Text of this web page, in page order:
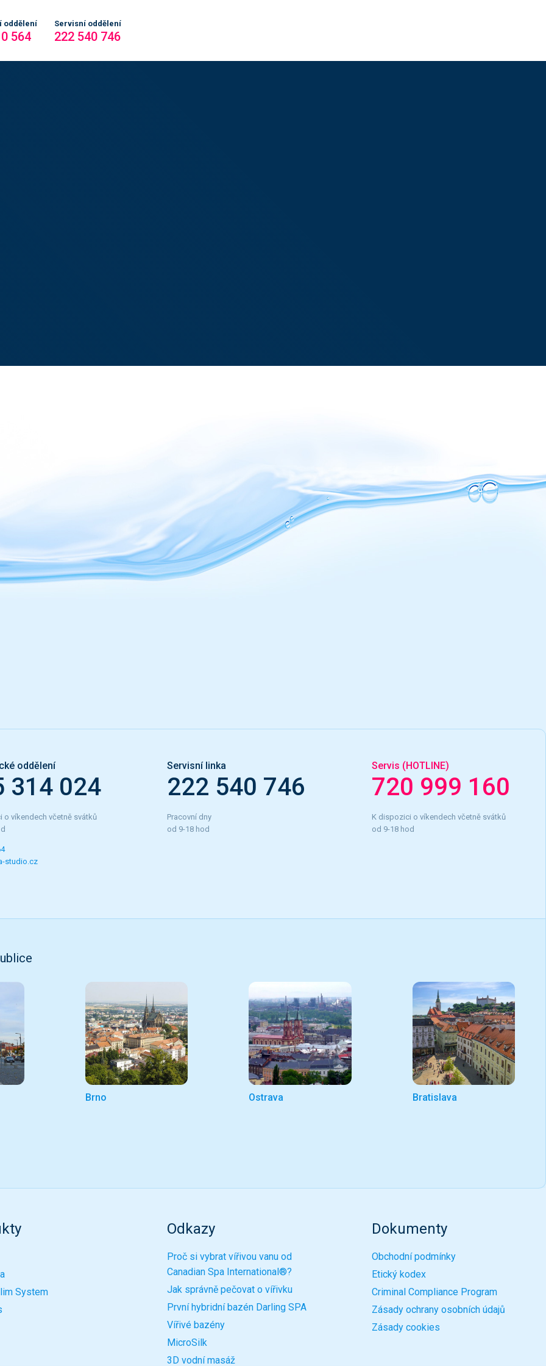
oddělení
564
Servisní oddělení
222 540 746
oddělení
314 024
o víkendech včetně svátků
studio.cz
Servisní linka
222 540 746
Pracovní dny
od 9-18 hod
Servis (HOTLINE)
720 999 160
K dispozici o víkendech včetně svátků
od 9-18 hod
Brno Ostrava Bratislava
System
Odkazy
Proč si vybrat vířivou vanu od
Canadian Spa International®?
Jak správně pečovat o vířivku
První hybridní bazén Darling SPA
Vířivé bazény
MicroSilk
3D vodní masáž
Dokumenty
Obchodní podmínky
Etický kodex
Criminal Compliance Program
Zásady ochrany osobních údajů
Zásady cookies